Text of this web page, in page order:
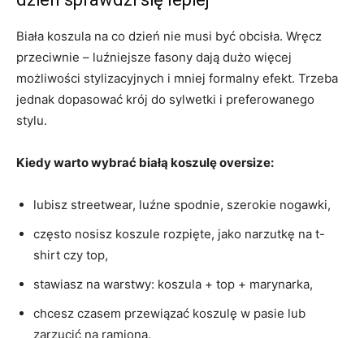
Biała koszula na co dzień nie musi być obcisła. Wręcz
przeciwnie – luźniejsze fasony dają dużo więcej
możliwości stylizacyjnych i mniej formalny efekt. Trzeba
jednak dopasować krój do sylwetki i preferowanego
stylu.
Kiedy warto wybrać białą koszulę oversize:
lubisz streetwear, luźne spodnie, szerokie nogawki,
często nosisz koszule rozpięte, jako narzutkę na t-
shirt czy top,
stawiasz na warstwy: koszula + top + marynarka,
chcesz czasem przewiązać koszulę w pasie lub
zarzucić na ramiona.